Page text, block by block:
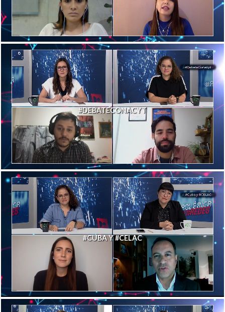
#DEBATECONACYT
#CUBA Y #CELAC